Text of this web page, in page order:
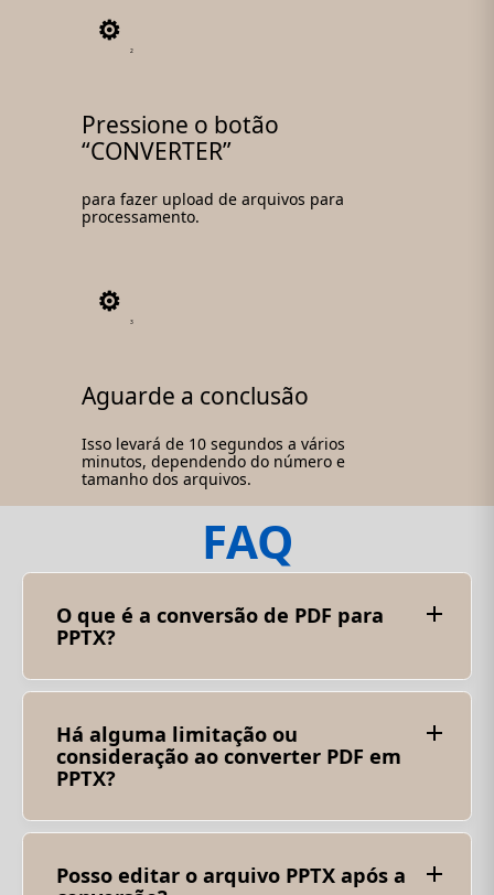
2
Pressione o botão
“CONVERTER”
para fazer upload de arquivos para
processamento.
3
Aguarde a conclusão
Isso levará de 10 segundos a vários
minutos, dependendo do número e
tamanho dos arquivos.
FAQ
O que é a conversão de PDF para
PPTX?
conhecida como conversão de PDF em PPTX.
Microsoft PowerPoint.
Há alguma limitação ou
consideração ao converter PDF em
PPTX?
operação. O tamanho total dos arquivos deve
Posso editar o arquivo PPTX após a